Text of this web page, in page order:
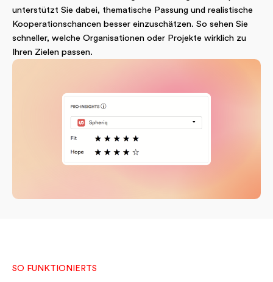
unterstützt Sie dabei, thematische Passung und realistische
Kooperationschancen besser einzuschätzen. So sehen Sie
schneller, welche Organisationen oder Projekte wirklich zu
Ihren Zielen passen.
SO FUNKTIONIERTS